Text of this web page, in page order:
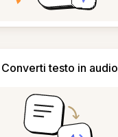
Converti testo in audio